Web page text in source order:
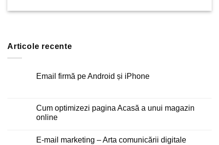
Articole recente
Email firmă pe Android și iPhone
Email
firmă
pe
iPhone
Cum optimizezi pagina Acasă a unui magazin
online
laE-mail marketing – Arta comunicării digitale